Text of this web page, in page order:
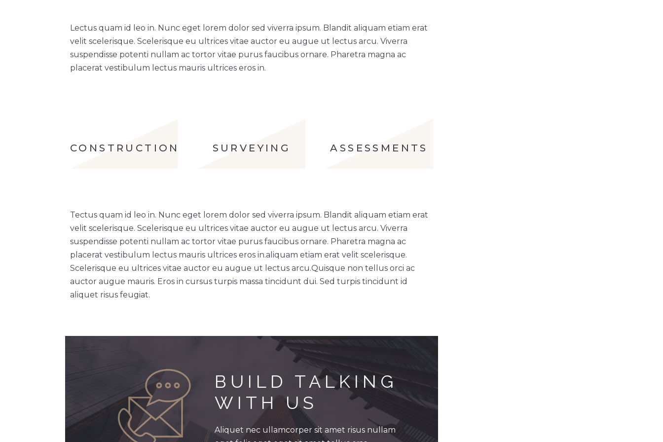
Lectus quam id leo in. Nunc eget lorem dolor sed viverra ipsum. Blandit aliquam etiam erat
velit scelerisque. Scelerisque eu ultrices vitae auctor eu augue ut lectus arcu. Viverra
suspendisse potenti nullam ac tortor vitae purus faucibus ornare. Pharetra magna ac
placerat vestibulum lectus mauris ultrices eros in.
CONSTRUCTION SURVEYING ASSESSMENTS
Tectus quam id leo in. Nunc eget lorem dolor sed viverra ipsum. Blandit aliquam etiam erat
velit scelerisque. Scelerisque eu ultrices vitae auctor eu augue ut lectus arcu. Viverra
suspendisse potenti nullam ac tortor vitae purus faucibus ornare. Pharetra magna ac
placerat vestibulum lectus mauris ultrices eros in.aliquam etiam erat velit scelerisque.
Scelerisque eu ultrices vitae auctor eu augue ut lectus arcu.Quisque non tellus orci ac
auctor augue mauris. Eros in cursus turpis massa tincidunt dui. Sed turpis tincidunt id
aliquet risus feugiat.
BUILD TALKING
WITH US
Aliquet nec ullamcorper sit amet risus nullam